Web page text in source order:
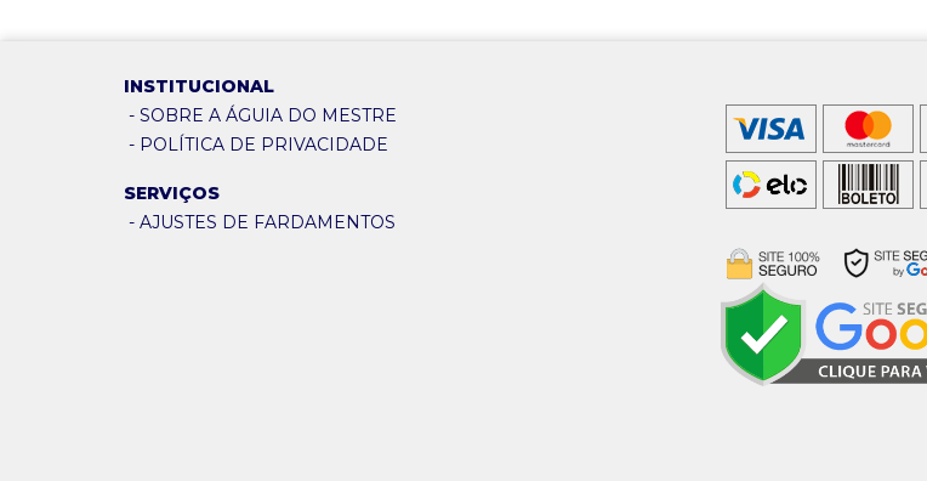
INSTITUCIONAL
- SOBRE A ÁGUIA DO MESTRE
- POLÍTICA DE PRIVACIDADE
SERVIÇOS
- AJUSTES DE FARDAMENTOS